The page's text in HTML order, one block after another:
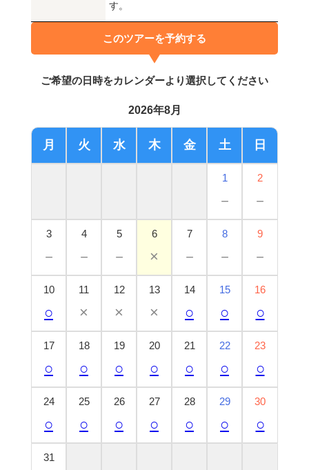
す。
このツアーを予約する
ご希望の日時をカレンダーより選択してください
2026年8月
月 火 水 木 金 土 日
1
－
2
－
3
－
4
－
5
－
6
×
7
－
8
－
9
－
10
○
11
×
12
×
13
×
14
○
15
○
16
○
17
○
18
○
19
○
20
○
21
○
22
○
23
○
24
○
25
○
26
○
27
○
28
○
29
○
30
○
31